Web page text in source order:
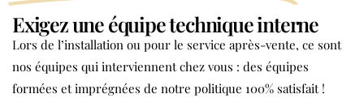
Exigez une équipe technique interne
Lors de l’installation ou pour le service après-vente, ce sont
nos équipes qui interviennent chez vous : des équipes
formées et imprégnées de notre politique 100% satisfait !